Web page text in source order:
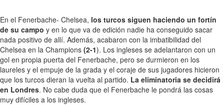
En el Fenerbache- Chelsea, los turcos siguen haciendo un fortín
de su campo y en lo que va de edición nadie ha conseguido sacar
nada positivo de allí. Además, acabaron con la imbatibilidad del
Chelsea en la Champions (2-1). Los ingleses se adelantaron con un
gol en propia puerta del Fenerbache, pero se durmieron en los
laureles y el empuje de la grada y el coraje de sus jugadores hicieron
que los turcos dieran la vuelta al partido. La eliminatoria se decidirá
en Londres. No cabe duda que el Fenerbache le pondrá las cosas
muy difíciles a los ingleses.